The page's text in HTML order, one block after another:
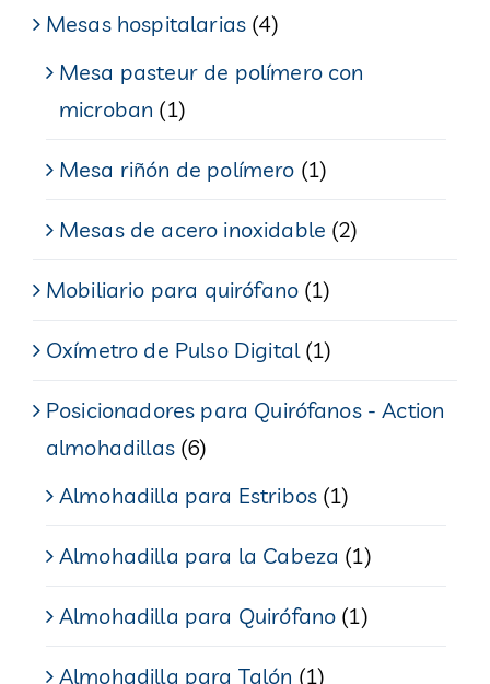
Mesas hospitalarias (4)
Mesa pasteur de polímero con
microban (1)
Mesa riñón de polímero (1)
Mesas de acero inoxidable (2)
Mobiliario para quirófano (1)
Oxímetro de Pulso Digital (1)
Posicionadores para Quirófanos - Action
almohadillas (6)
Almohadilla para Estribos (1)
Almohadilla para la Cabeza (1)
Almohadilla para Quirófano (1)
Almohadilla para Talón (1)